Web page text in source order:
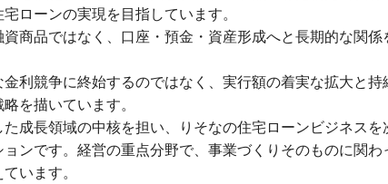
ローンの実現を目指しています。
商品ではなく、口座・預金・資産形成へと長期的な関係
利競争に終始するのではなく、実行額の着実な拡大と持
を描いています。
成長領域の中核を担い、りそなの住宅ローンビジネスを
ンです。経営の重点分野で、事業づくりそのものに関わ
います。